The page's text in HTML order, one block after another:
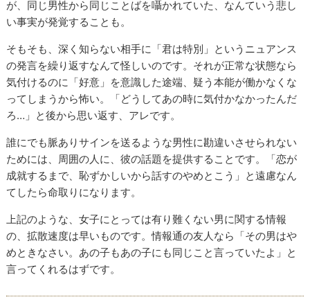
が、同じ男性から同じことばを囁かれていた、なんていう悲し
い事実が発覚することも。
そもそも、深く知らない相手に「君は特別」というニュアンス
の発言を繰り返すなんて怪しいのです。それが正常な状態なら
気付けるのに「好意」を意識した途端、疑う本能が働かなくな
ってしまうから怖い。「どうしてあの時に気付かなかったんだ
ろ…」と後から思い返す、アレです。
誰にでも脈ありサインを送るような男性に勘違いさせられない
ためには、周囲の人に、彼の話題を提供することです。「恋が
成就するまで、恥ずかしいから話すのやめとこう」と遠慮なん
てしたら命取りになります。
上記のような、女子にとっては有り難くない男に関する情報
の、拡散速度は早いものです。情報通の友人なら「その男はや
めときなさい。あの子もあの子にも同じこと言っていたよ」と
言ってくれるはずです。